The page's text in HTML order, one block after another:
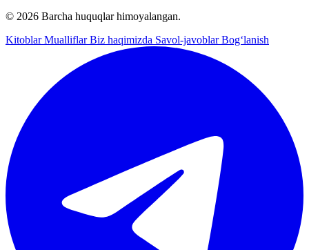
© 2026 Barcha huquqlar himoyalangan.
KitoblarMualliflarBiz haqimizda Savol-javoblarBog‘lanish